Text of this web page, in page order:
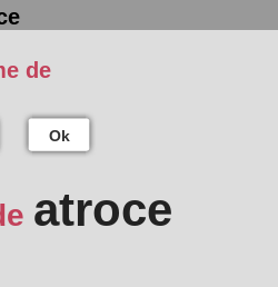
de
Ok
atroce